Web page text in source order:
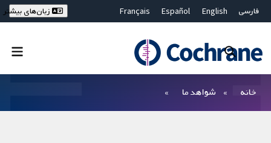
فارسی English
Español
Français
Bahasa Malaysia
ไทย
繁體中文
زبان‌های بیشتر
خانه شواهد ما